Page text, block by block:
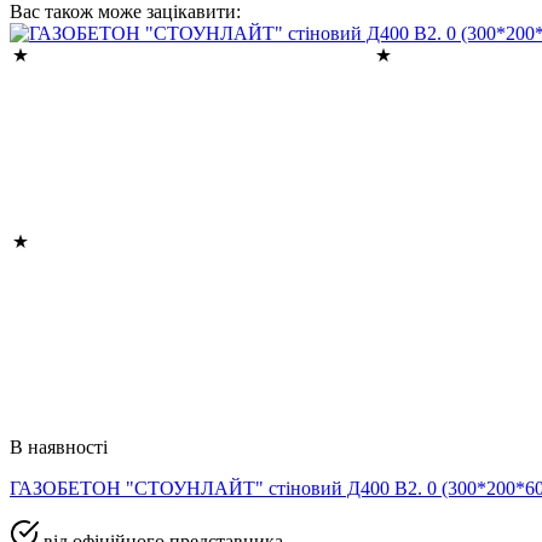
Вас також може зацікавити:
В наявності
ГАЗОБЕТОН "СТОУНЛАЙТ" стіновий Д400 В2. 0